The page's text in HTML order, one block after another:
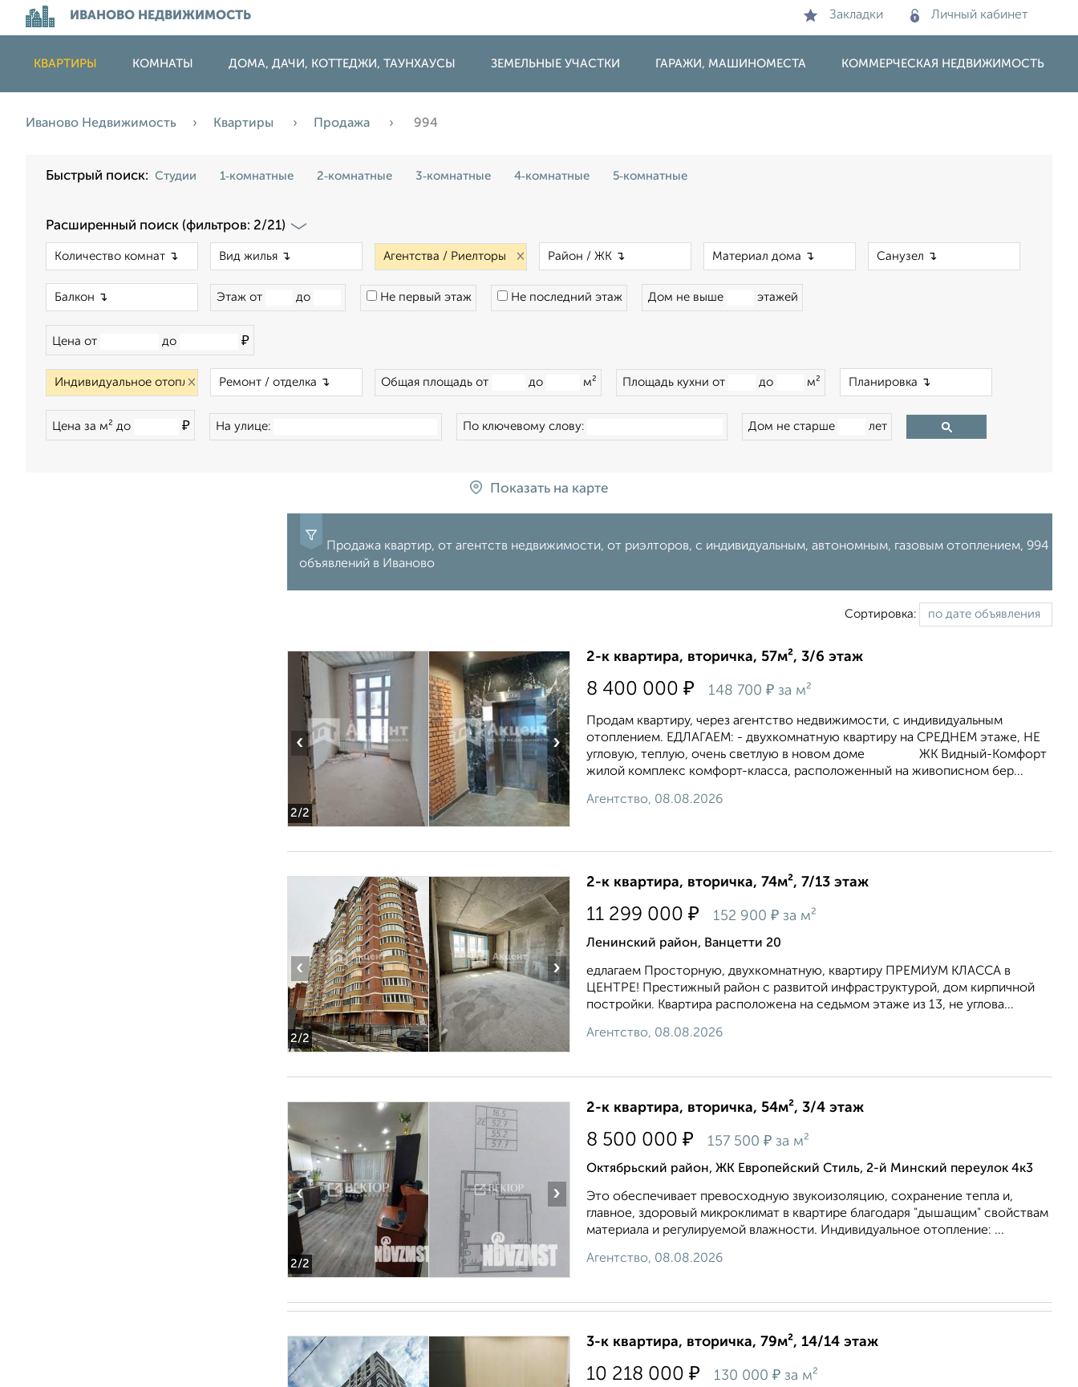
ИВАНОВО НЕДВИЖИМОСТЬ Закладки Личный кабинет
КВАРТИРЫ КОМНАТЫ ДОМА, ДАЧИ, КОТТЕДЖИ, ТАУНХАУСЫ ЗЕМЕЛЬНЫЕ УЧАСТКИ ГАРАЖИ, МАШИНОМЕСТА КОММЕРЧЕСКАЯ НЕДВИЖИМОСТЬ
Иваново Недвижимость Квартиры Продажа 994
Быстрый поиск: Студии 1‑комнатные 2‑комнатные 3‑комнатные 4‑комнатные 5‑комнатные
Расширенный поиск (фильтров: 2/21)
×
Этаж от до Не первый этаж Не последний этаж Дом не выше этажей
Цена от до ₽
× Общая площадь от до м² Площадь кухни от до м²
Цена за м² до ₽ На улице: По ключевому слову: Дом не старше лет
Показать на карте
Продажа квартир, от агентств недвижимости, от риэлторов, с индивидуальным, автономным, газовым отоплением, 994
объявлений в Иваново
Сортировка:
2/2
‹ ›
2-к квартира, вторичка, 57м², 3/6 этаж
8 400 000 ₽ 148 700 ₽ за м²
Продам квартиру, через агентство недвижимости, с индивидуальным
отоплением. ЕДЛАГАЕМ: - двухкомнатную квартиру на СРЕДНЕМ этаже, НЕ
угловую, теплую, очень светлую в новом доме ЖК Видный-Комфорт
жилой комплекс комфорт-класса, расположенный на живописном бер...
Агентство, 08.08.2026
2/2
‹ ›
2-к квартира, вторичка, 74м², 7/13 этаж
11 299 000 ₽ 152 900 ₽ за м²
Ленинский район, Ванцетти 20
едлагаем Просторную, двухкомнатную, квартиру ПРЕМИУМ КЛАССА в
ЦЕНТРЕ! Престижный район с развитой инфраструктурой, дом кирпичной
постройки. Квартира расположена на седьмом этаже из 13, не углова...
Агентство, 08.08.2026
2/2
‹ ›
2-к квартира, вторичка, 54м², 3/4 этаж
8 500 000 ₽ 157 500 ₽ за м²
Октябрьский район, ЖК Европейский Стиль, 2-й Минский переулок 4к3
Это обеспечивает превосходную звукоизоляцию, сохранение тепла и,
главное, здоровый микроклимат в квартире благодаря "дышащим" свойствам
материала и регулируемой влажности. Индивидуальное отопление: ...
Агентство, 08.08.2026
3-к квартира, вторичка, 79м², 14/14 этаж
10 218 000 ₽ 130 000 ₽ за м²